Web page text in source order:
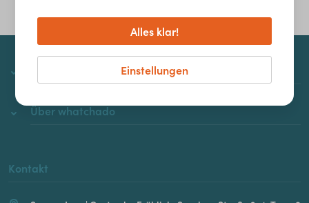
Über whatchado
Kontakt
Einstellungen
Alles klar!